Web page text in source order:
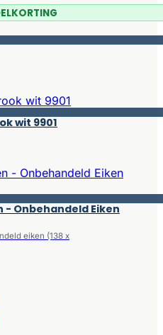
wit 9901
Onbehandeld Eiken
eiken (138 x